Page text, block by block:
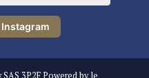
3P2F Powered by le